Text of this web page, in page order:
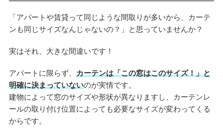
「アパートや賃貸って同じような間取りが多いから、カーテ
ンも同じサイズなんじゃないの？」と思っていませんか？
実はそれ、大きな間違いです！
アパートに限らず、 カーテンは「この窓はこのサイズ！」と
明確に決まっていないのが実情です。
建物によって窓のサイズや形状が異なりますし、カーテンレ
ールの取り付け位置によっても必要なサイズが変わってくる
からです。